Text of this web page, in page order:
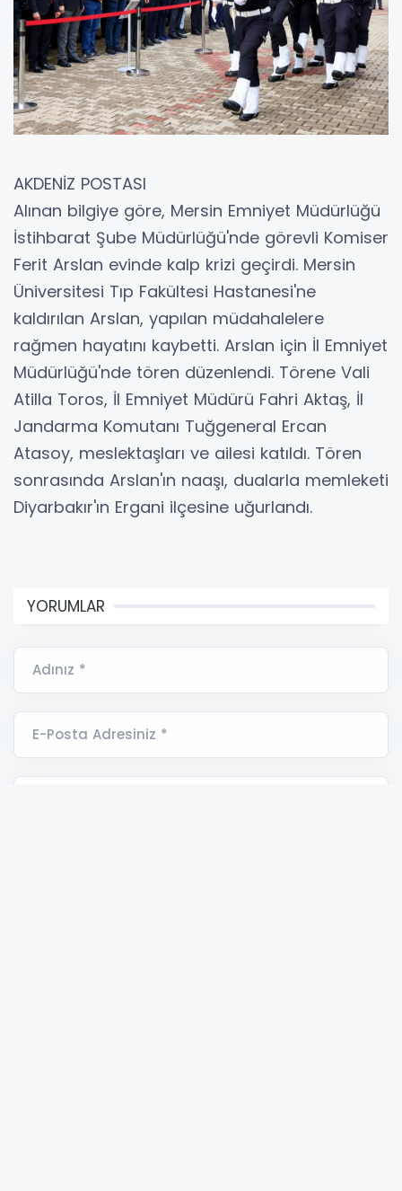
AKDENİZ POSTASI
Alınan bilgiye göre, Mersin Emniyet Müdürlüğü
İstihbarat Şube Müdürlüğü'nde görevli Komiser
Ferit Arslan evinde kalp krizi geçirdi. Mersin
Üniversitesi Tıp Fakültesi Hastanesi'ne
kaldırılan Arslan, yapılan müdahalelere
rağmen hayatını kaybetti. Arslan için İl Emniyet
Müdürlüğü'nde tören düzenlendi. Törene Vali
Atilla Toros, İl Emniyet Müdürü Fahri Aktaş, İl
Jandarma Komutanı Tuğgeneral Ercan
Atasoy, meslektaşları ve ailesi katıldı. Tören
sonrasında Arslan'ın naaşı, dualarla memleketi
Diyarbakır'ın Ergani ilçesine uğurlandı.
YORUMLAR
Adınız *
E-Posta Adresiniz *